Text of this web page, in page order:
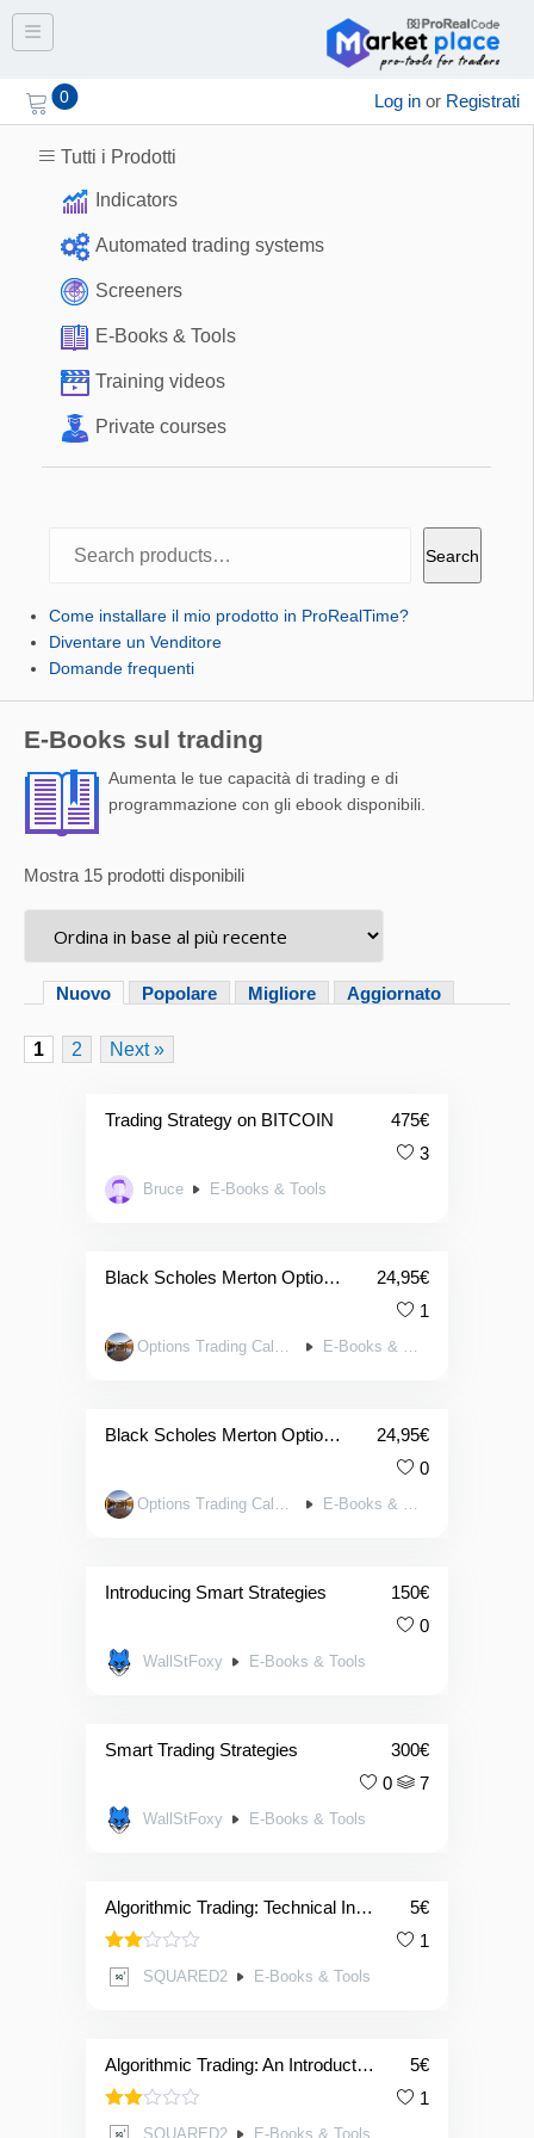
Toggle navigation
0 Log in or Registrati
Tutti i Prodotti
Indicators
Automated trading systems
Screeners
E-Books & Tools
Training videos
Private courses
Search
Come installare il mio prodotto in ProRealTime?
Diventare un Venditore
Domande frequenti
E-Books sul trading
Aumenta le tue capacità di trading e di
programmazione con gli ebook disponibili.
Mostra 15 prodotti disponibili
Nuovo Popolare Migliore Aggiornato
1 2 Next »
Trading Strategy on BITCOIN 475€
3
Bruce E-Books & Tools
Black Scholes Merton Option P/L Pricing Toolkit (For Calls & Puts with 4x Charts Plus 44x Greek Charts) in APPLE NUMBERS 24,95€
1
Options Trading Calculators E-Books & Tools
Black Scholes Merton Option P/L Pricing Toolkit (For Calls & Puts w. 4x Charts Plus 44x Greek Charts) in EXCEL 24,95€
0
Options Trading Calculators E-Books & Tools
Introducing Smart Strategies 150€
0
WallStFoxy E-Books & Tools
Smart Trading Strategies 300€
0
7
WallStFoxy E-Books & Tools
Algorithmic Trading: Technical Indicators 5€
Valutato
2.00
1
SQUARED2 E-Books & Tools
Algorithmic Trading: An Introductory Guide 5€
Valutato
1
SQUARED2 E-Books & Tools